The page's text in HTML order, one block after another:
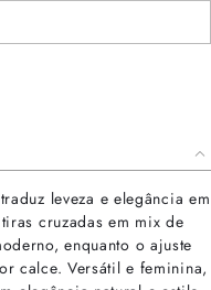
leveza e elegância em
cruzadas em mix de
enquanto o ajuste
calce. Versátil e feminina,